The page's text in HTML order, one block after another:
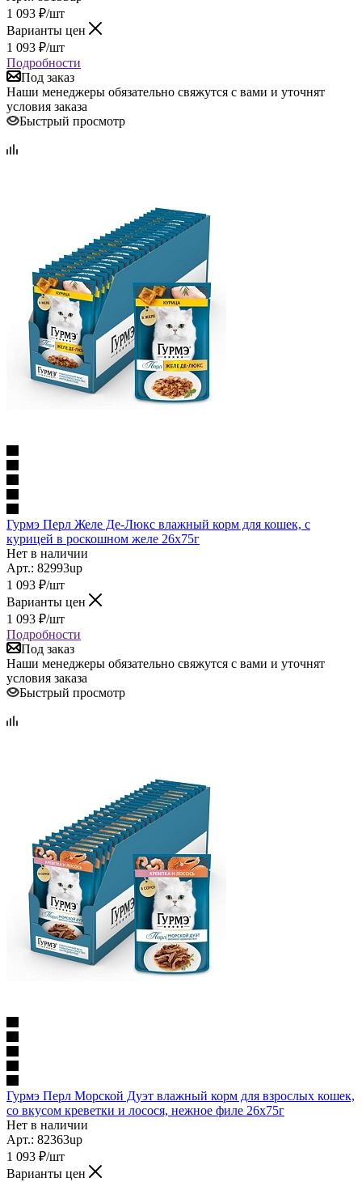
1 093 ₽/шт
Варианты цен
1 093 ₽/шт
Подробности
Под заказ
Наши менеджеры обязательно свяжутся с вами и уточнят
условия заказа
Быстрый просмотр
Гурмэ Перл Желе Де-Люкс влажный корм для кошек, с
курицей в роскошном желе 26х75г
Нет в наличии
Арт.: 82993up
1 093 ₽/шт
Варианты цен
1 093 ₽/шт
Подробности
Под заказ
Наши менеджеры обязательно свяжутся с вами и уточнят
условия заказа
Быстрый просмотр
Гурмэ Перл Морской Дуэт влажный корм для взрослых кошек,
со вкусом креветки и лосося, нежное филе 26х75г
Нет в наличии
Арт.: 82363up
1 093 ₽/шт
Варианты цен